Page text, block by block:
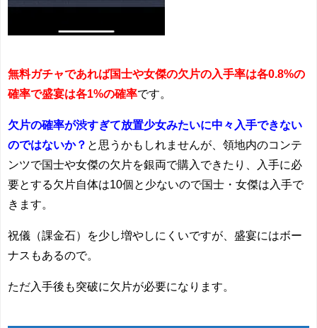
無料ガチャであれば国士や女傑の欠片の入手率は各0.8%の
確率で盛宴は各1%の確率です。
欠片の確率が渋すぎて放置少女みたいに中々入手できない
のではないか？ と思うかもしれませんが、領地内のコンテ
ンツで国士や女傑の欠片を銀両で購入できたり、入手に必
要とする欠片自体は10個と少ないので国士・女傑は入手で
きます。
祝儀（課金石）を少し増やしにくいですが、盛宴にはボー
ナスもあるので。
ただ入手後も突破に欠片が必要になります。